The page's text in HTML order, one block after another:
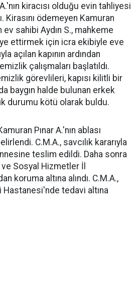
kiracısı olduğu evin tahliyesi
Kirasını ödemeyen Kamuran
ev sahibi Aydın S., mahkeme
ettirmek için icra ekibiyle eve
açılan kapının ardından
çalışmaları başlatıldı.
görevlileri, kapısı kilitli bir
baygın halde bulunan erkek
durumu kötü olarak buldu.
Pınar A.'nın ablası
C.M.A., savcılık kararıyla
teslim edildi. Daha sonra
ve Sosyal Hizmetler İl
koruma altına alındı. C.M.A.,
tedavi altına